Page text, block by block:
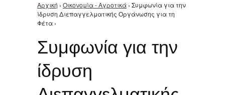
Είστε εδώ
Αρχική › Οικονομία - Αγροτικά › Συμφωνία για την
ίδρυση Διεπαγγελματικής Οργάνωσης για τη
Φέτα ›
Συμφωνία για την
ίδρυση